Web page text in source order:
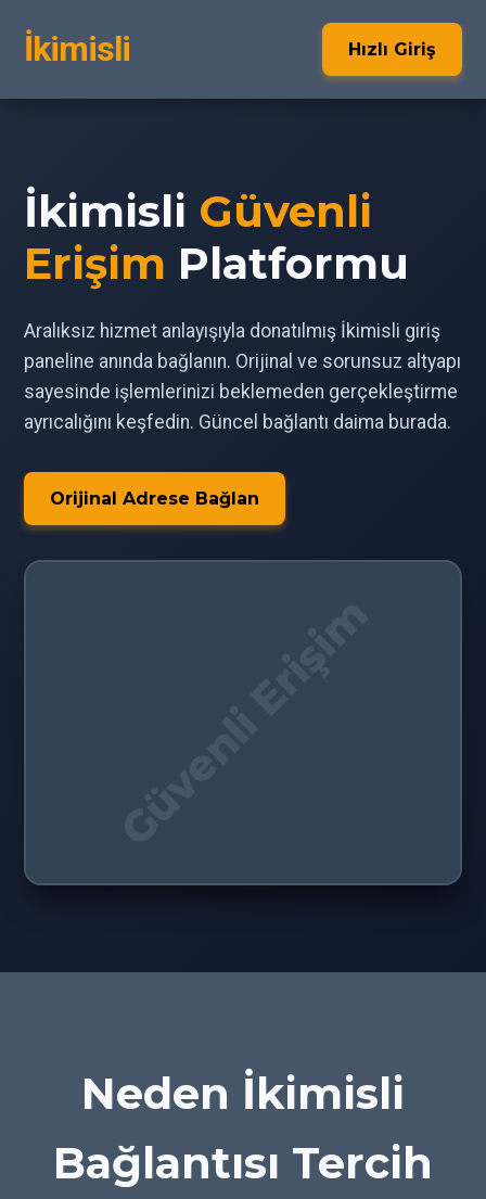
İkimisli Hızlı Giriş
İkimisli Güvenli
Erişim Platformu
Aralıksız hizmet anlayışıyla donatılmış İkimisli giriş
paneline anında bağlanın. Orijinal ve sorunsuz altyapı
sayesinde işlemlerinizi beklemeden gerçekleştirme
ayrıcalığını keşfedin. Güncel bağlantı daima burada.
Orijinal Adrese Bağlan
Neden İkimisli
Bağlantısı Tercih